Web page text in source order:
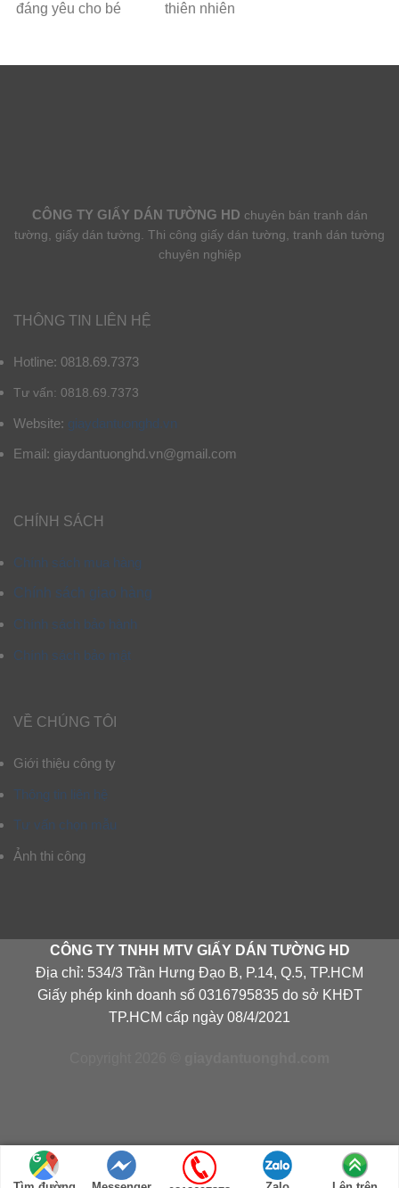
đáng yêu cho bé
thiên nhiên
CÔNG TY GIẤY DÁN TƯỜNG HD chuyên bán tranh dán
tường, giấy dán tường. Thi công giấy dán tường, tranh dán tường
chuyên nghiệp
THÔNG TIN LIÊN HỆ
Hotline: 0818.69.7373
Tư vấn: 0818.69.7373
Website: giaydantuonghd.vn
Email: giaydantuonghd.vn@gmail.com
CHÍNH SÁCH
Chính sách mua hàng
Chính sách giao hàng
Chính sách bảo hành
Chính sách bảo mật
VỀ CHÚNG TÔI
Giới thiệu công ty
Thông tin liên hệ
Tư vấn chọn mẫu
Ảnh thi công
CÔNG TY TNHH MTV GIẤY DÁN TƯỜNG HD
Địa chỉ: 534/3 Trần Hưng Đạo B, P.14, Q.5, TP.HCM
Giấy phép kinh doanh số 0316795835 do sở KHĐT
TP.HCM cấp ngày 08/4/2021